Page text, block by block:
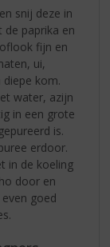
snij deze in
de paprika en
fijn en
ui,
kom.
water, azijn
in een grote
is.
erdoor.
in de koeling
door en
goed